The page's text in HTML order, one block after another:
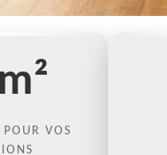
POUR VOS